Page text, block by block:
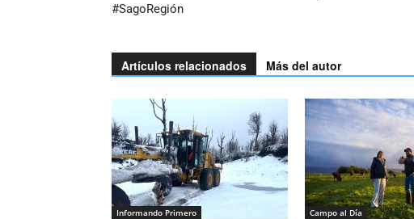
#SagoRegión
Artículos relacionados Más del autor
Informando Primero Campo al Día